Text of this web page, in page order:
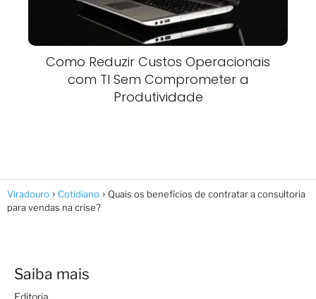
Como Reduzir Custos Operacionais
com TI Sem Comprometer a
Produtividade
Viradouro Cotidiano
Quais os benefícios de contratar a consultoria
para vendas na crise?
Saiba mais
Editoria